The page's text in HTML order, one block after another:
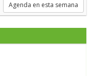
Agenda en esta semana